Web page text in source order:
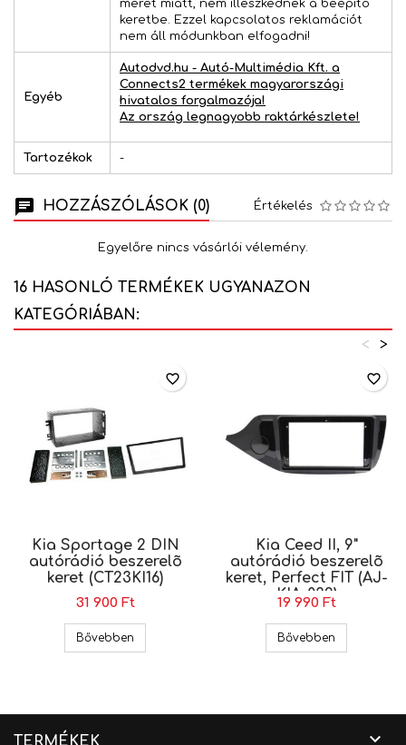
méret miatt, nem illeszkednek a beépítõ
keretbe. Ezzel kapcsolatos reklamációt
nem áll módunkban elfogadni!
Egyéb
Autodvd.hu - Autó-Multimédia Kft. a
Connects2 termékek magyarországi
hivatalos forgalmazója!
Az ország legnagyobb raktárkészlete!
Tartozékok -
HOZZÁSZÓLÁSOK (0) Értékelés
Egyelőre nincs vásárlói vélemény.
16 HASONLÓ TERMÉKEK UGYANAZON
KATEGÓRIÁBAN:
>
<
Kia Sportage 2 DIN
autórádió beszerelõ
keret (CT23KI16)
31 900 Ft
Bővebben Kia Sportage 2 DIN autórádió beszerelõ keret
favorite_border
Kia Ceed II, 9"
autórádió beszerelõ
keret, Perfect FIT (AJ-
KIA-039)
19 990 Ft
Bővebben
favorite_border
TERMÉKEK 